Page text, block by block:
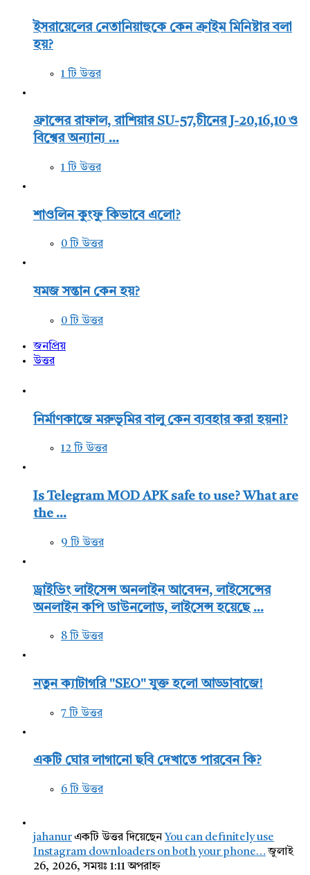
ইসরায়েলের নেতানিয়াহুকে কেন ক্রাইম মিনিষ্টার বলা
হয়?
1 টি উত্তর
ফ্রান্সের রাফাল, রাশিয়ার SU-57,চীনের J-20,16,10 ও
বিশ্বের অন্যান্য ...
1 টি উত্তর
শাওলিন কুংফু কিভাবে এলো?
0 টি উত্তর
যমজ সন্তান কেন হয়?
0 টি উত্তর
জনপ্রিয়
উত্তর
নির্মাণকাজে মরুভূমির বালু কেন ব্যবহার করা হয়না?
12 টি উত্তর
Is Telegram MOD APK safe to use? What are
the ...
9 টি উত্তর
ড্রাইভিং লাইসেন্স অনলাইন আবেদন, লাইসেন্সের
অনলাইন কপি ডাউনলোড, লাইসেন্স হয়েছে ...
8 টি উত্তর
নতুন ক্যাটাগরি "SEO" যুক্ত হলো আড্ডাবাজে!
7 টি উত্তর
একটি ঘোর লাগানো ছবি দেখাতে পারবেন কি?
6 টি উত্তর
jahanurএকটি উত্তর দিয়েছেন You can definitely use
Instagram downloaders on both your phone… জুলাই
26, 2026, সময়ঃ 1:11 অপরাহ্ন